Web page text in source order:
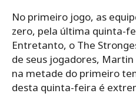
No primeiro jogo, as
zero, pela última quinta-
Entretanto, o The
de seus jogadores,
na metade do primeiro
desta quinta-feira é